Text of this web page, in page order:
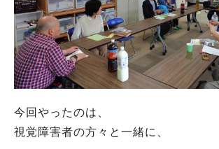
今回やったのは、
視覚障害者の方々と一緒に、